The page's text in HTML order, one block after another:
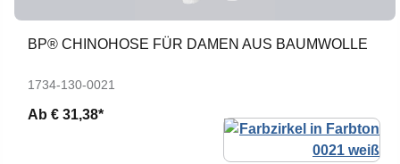
BP® CHINOHOSE FÜR DAMEN AUS BAUMWOLLE
1734-130-0021
Ab € 31,38*